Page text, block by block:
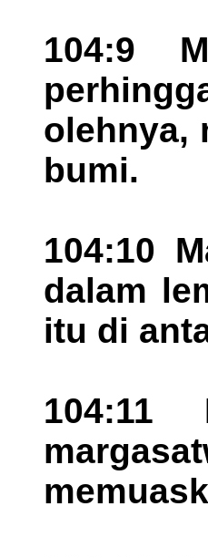
104:9
olehnya,
bumi.
104:10
dalam
itu di
104:11